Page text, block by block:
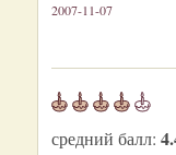
2007-11-07
средний балл: